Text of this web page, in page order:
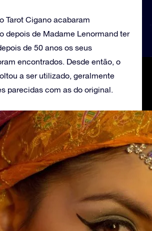
Tarot Cigano acabaram
depois de Madame Lenormand ter
de 50 anos os seus
encontrados. Desde então, o
a ser utilizado, geralmente
parecidas com as do original.